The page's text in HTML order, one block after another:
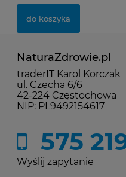
do koszyka
NaturaZdrowie.pl
traderIT Karol Korczak
ul. Czecha 6/6
42-224 Częstochowa
NIP: PL9492154617
575
Wyślij zapytanie